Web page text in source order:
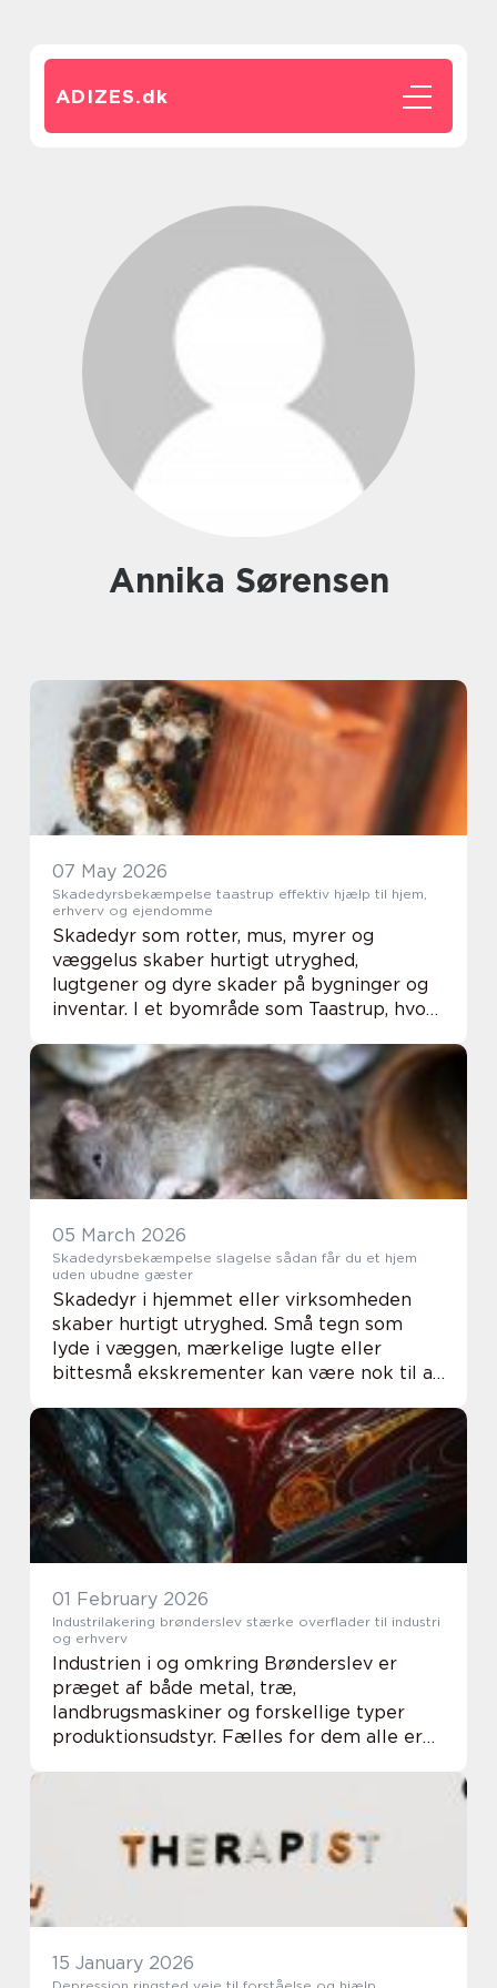
ADIZES.dk
Annika Sørensen
07 May 2026
Skadedyrsbekæmpelse taastrup effektiv hjælp til hjem,
erhverv og ejendomme
Skadedyr som rotter, mus, myrer og
væggelus skaber hurtigt utryghed,
lugtgener og dyre skader på bygninger og
inventar. I et byområde som Taastrup, hvor
industri og større veje, er risikoen for
skadedyr højere ...
05 March 2026
Skadedyrsbekæmpelse slagelse sådan får du et hjem
uden ubudne gæster
Skadedyr i hjemmet eller virksomheden
skaber hurtigt utryghed. Små tegn som
lyde i væggen, mærkelige lugte eller
bittesmå ekskrementer kan være nok til at
de samme spørgsmål: Hvad er det for dyr?
Hvor farli...
01 February 2026
Industrilakering brønderslev stærke overflader til industri
og erhverv
Industrien i og omkring Brønderslev er
præget af både metal, træ,
landbrugsmaskiner og forskellige typer
produktionsudstyr. Fælles for dem alle er
15 January 2026